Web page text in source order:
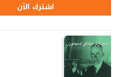
اشترك الآن